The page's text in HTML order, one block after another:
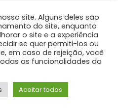
e Doutor em Medicina
da Universidade
site. Alguns deles são
do site, enquanto
o site e a experiência
se quer permiti-los ou
em caso de rejeição, você
as funcionalidades do
Aceitar todos